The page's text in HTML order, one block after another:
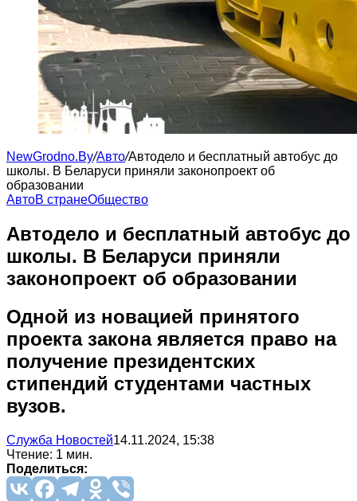
NewGrodno.By/Авто/Автодело и бесплатный автобус до
школы. В Беларуси приняли законопроект об
образовании
АвтоВ странеОбщество
Автодело и бесплатный автобус до
школы. В Беларуси приняли
законопроект об образовании
Одной из новацией принятого
проекта закона является право на
получение президентских
стипендий студентами частных
вузов.
Служба Новостей14.11.2024, 15:38
Чтение: 1 мин.
Поделиться: